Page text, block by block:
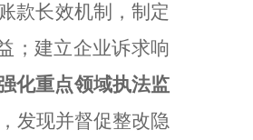
款长效机制，制定
；建立企业诉求响
化重点领域执法监
发现并督促整改隐